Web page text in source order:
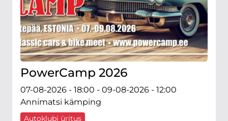
PowerCamp 2026
07-08-2026 - 18:00 - 09-08-2026 - 12:00
Annimatsi kämping
Autoklubi üritus